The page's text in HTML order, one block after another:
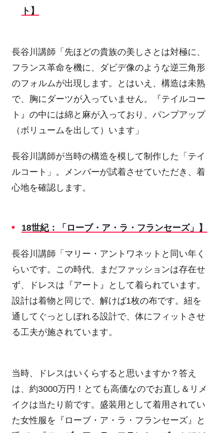
ト】
長谷川講師「先ほどの貴族の美しさとは対極に、
フランス革命を機に、ダビデ像のような逆三角形
のフォルムが出現します。とはいえ、構造は未熟
で、胸にダーツが入っていません。『テイルコー
ト』の中には綿と麻が入っており、パンプアップ
（ボリュームを出して）います」
長谷川講師が当時の構造を模して制作した「テイ
ルコート」。メンバーが試着させていただき、着
心地を確認します。
18世紀：「ローブ・ア・ラ・フランセーズ」】
長谷川講師「マリー・アントワネットと同い年く
らいです。この時代、まだファッションは存在せ
ず、ドレスは『アート』として着られています。
設計は着物と同じで、解けば1枚の布です。紐を
通してぐっとしぼれる設計で、体にフィットさせ
る工夫が施されています。
当時、ドレスはいくらすると思いますか？答え
は、約3000万円！とても高価なのでお直し＆リメ
イクは当たり前です。盛装用として着用されてい
た女性服を『ローブ・ア・ラ・フランセーズ』と